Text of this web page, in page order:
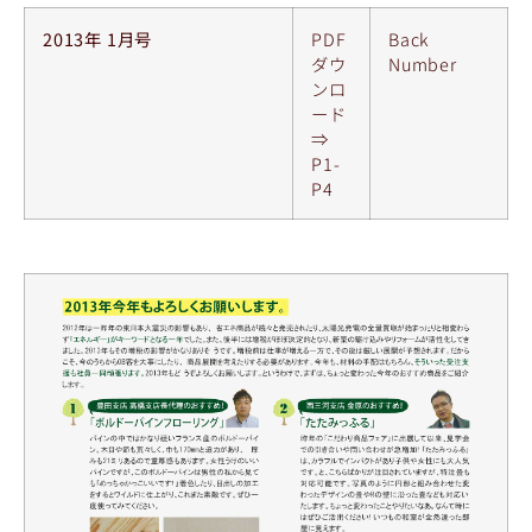
2013年 1月号
PDF
ダウ
ンロ
ード
⇒
P1-
P4
Back
Number